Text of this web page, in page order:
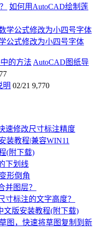
如何用AutoCAD绘制莲
公式修改为小四号字体
AutoCAD图纸导
明 02/21 9,770
速修改尺寸标注精度
装教程|兼容WIN11
(附下载)
下划线
形倒角
并图层？
寸标注的文字高度？
文版安装教程(附下载)
图，快速将草图复制到新